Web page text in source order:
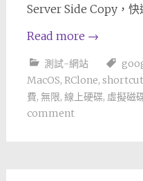
Server Side Copy，快
Read more →
測試-網站
MacOS, RClone, shortcut
費, 無限, 線上硬碟, 虛擬磁
comment